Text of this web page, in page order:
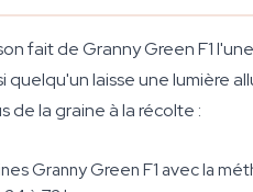
fait de Granny Green F1
quelqu'un laisse une lumière
de la graine à la récolte :
Granny Green F1 avec la